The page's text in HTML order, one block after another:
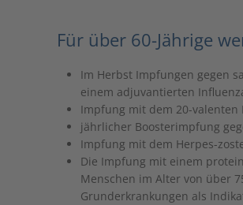
Für über 60-Jährige
Im Herbst Impfungen gegen
einem adjuvantierten
Impfung mit dem 20-valenten
jährlicher Boosterimpfung
Impfung mit dem Herpes-
Die Impfung mit einem
Menschen im Alter von über
Grunderkrankungen als